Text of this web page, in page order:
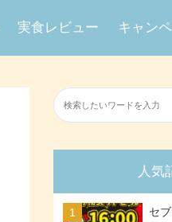
実食レビュー キャン
人気
セ